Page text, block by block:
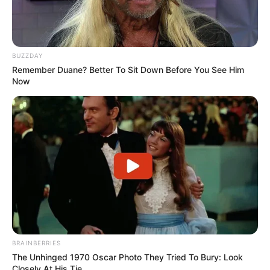
MATÉRIAS EM DESTAQUE NOS ÚLTIMOS 30 DIAS
Prefeitura realiza a maior entrega de
história...
Agente de Saúde é indiciada por
falsificar visitas que nunca aconteceram.
Terceiro lote da restituição do IR paga
R$ 4,61 bilhões para 2,7 milhões de
contribuintes.
MATÉRIAS EM DESTAQUES
Agente de Saúde é indiciada por
BUZZDAY
Remember Duane? Better To Sit Down Before You See Him
Now
BRAINBERRIES
The Unhinged 1970 Oscar Photo They Tried To Bury: Look